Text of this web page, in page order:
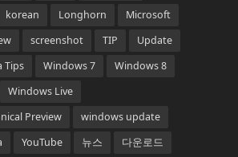
korean Longhorn
Microsoft
screenshot TIP
Update
Tips Windows 7
Windows 8
Windows Live
Preview
windows update
YouTube 뉴스 다운로드